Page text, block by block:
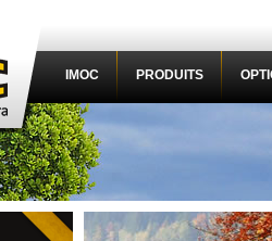
IMOC PRODUITS